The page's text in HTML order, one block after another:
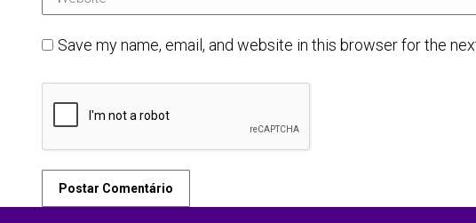
Save my name, email, and website in this browser for the
Postar Comentário